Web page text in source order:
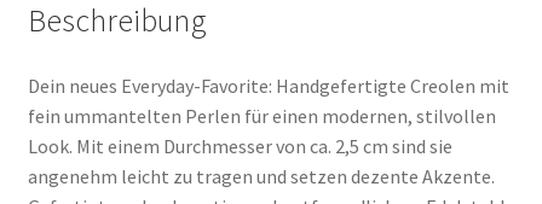
Beschreibung
Dein neues Everyday-Favorite: Handgefertigte Creolen mit
fein ummantelten Perlen für einen modernen, stilvollen
Look. Mit einem Durchmesser von ca. 2,5 cm sind sie
angenehm leicht zu tragen und setzen dezente Akzente.